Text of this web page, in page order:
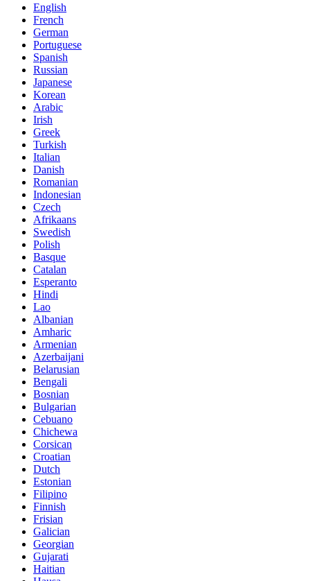
English
French
German
Portuguese
Spanish
Russian
Japanese
Korean
Arabic
Irish
Greek
Turkish
Italian
Danish
Romanian
Indonesian
Czech
Afrikaans
Swedish
Polish
Basque
Catalan
Esperanto
Hindi
Lao
Albanian
Amharic
Armenian
Azerbaijani
Belarusian
Bengali
Bosnian
Bulgarian
Cebuano
Chichewa
Corsican
Croatian
Dutch
Estonian
Filipino
Finnish
Frisian
Galician
Georgian
Gujarati
Haitian